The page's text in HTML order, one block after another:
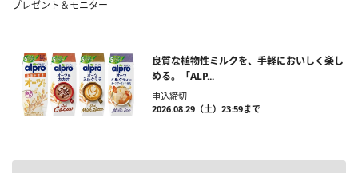
プレゼント＆モニター
良質な植物性ミルクを、手軽においしく楽し
める。「ALP...
申込締切
2026.08.29（土）23:59まで